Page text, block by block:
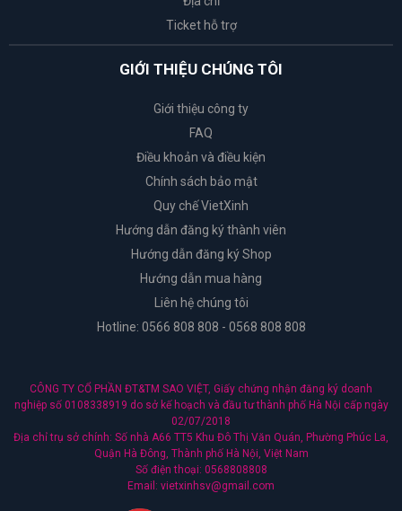
Ticket hỗ trợ
GIỚI THIỆU CHÚNG TÔI
Giới thiệu công ty
FAQ
Điều khoản và điều kiện
Chính sách bảo mật
Quy chế VietXinh
Hướng dẫn đăng ký thành viên
Hướng dẫn đăng ký Shop
Hướng dẫn mua hàng
Liên hệ chúng tôi
Hotline: 0566 808 808 - 0568 808 808
CÔNG TY CỔ PHẦN ĐT&TM SAO VIỆT, Giấy chứng nhận đăng ký doanh
nghiệp số 0108338919 do sở kế hoạch và đầu tư thành phố Hà Nội cấp ngày
02/07/2018
Địa chỉ trụ sở chính: Số nhà A66 TT5 Khu Đô Thị Văn Quán, Phường Phúc La,
Quận Hà Đông, Thành phố Hà Nội, Việt Nam
Số điện thoại: 0568808808
Email: vietxinhsv@gmail.com